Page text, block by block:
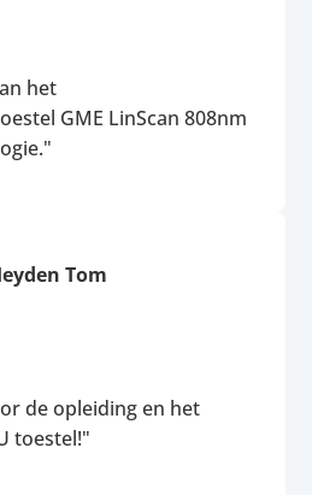
het
GME LinScan 808nm
Tom
de opleiding en het
toestel!"